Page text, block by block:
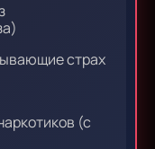
страх
(с
14